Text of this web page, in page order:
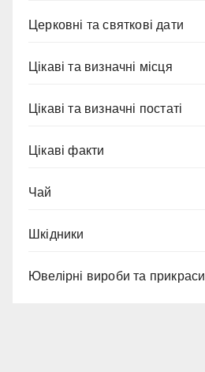
Церковні та святкові дати
Цікаві та визначні місця
Цікаві та визначні постаті
Цікаві факти
Чай
Шкідники
Ювелірні вироби та прикраси